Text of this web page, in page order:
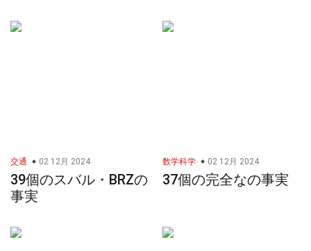
交通 02 12月 2024
39個のスバル・BRZの
事実
数学科学 02 12月 2024
37個の完全なの事実